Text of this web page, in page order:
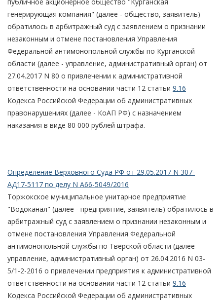
генерирующая компания" (далее - общество, заявитель)
обратилось в арбитражный суд с заявлением о признании
незаконным и отмене постановления Управления
Федеральной антимонопольной службы по Курганской
области (далее - управление, административный орган) от
27.04.2017 N 80 о привлечении к административной
ответственности на основании части 12 статьи 9.16
Кодекса Российской Федерации об административных
правонарушениях (далее - КоАП РФ) с назначением
наказания в виде 80 000 рублей штрафа.
Определение Верховного Суда РФ от 29.05.2017 N 307-
АД17-5117 по делу N А66-5049/2016
Торжокское муниципальное унитарное предприятие
"Водоканал" (далее - предприятие, заявитель) обратилось в
арбитражный суд с заявлением о признании незаконным и
отмене постановления Управления Федеральной
антимонопольной службы по Тверской области (далее -
управление, административный орган) от 26.04.2016 N 03-
5/1-2-2016 о привлечении предприятия к административной
ответственности на основании части 12 статьи 9.16
Кодекса Российской Федерации об административных